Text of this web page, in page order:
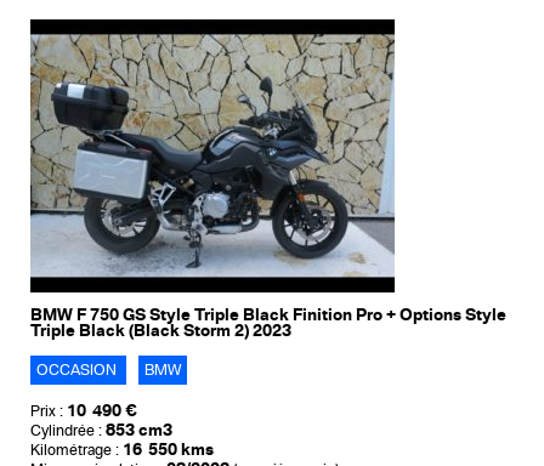
BMW F 750 GS Style Triple Black Finition Pro + Options Style
Triple Black (Black Storm 2) 2023
OCCASION BMW
Prix : 10 490 €
Cylindrée : 853 cm3
Kilométrage : 16 550 kms